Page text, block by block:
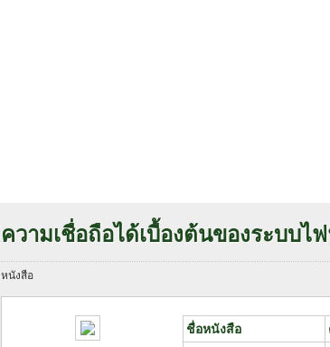
ความเชื่อถือได้เบื้องต้นของระบบไ
หนังสือ
ชื่อหนังสือ